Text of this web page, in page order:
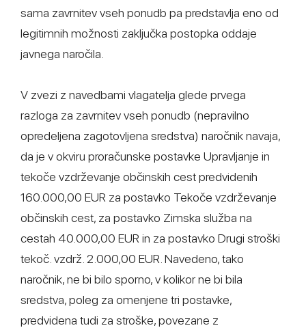
sama zavrnitev vseh ponudb pa predstavlja eno od
legitimnih možnosti zaključka postopka oddaje
javnega naročila.
V zvezi z navedbami vlagatelja glede prvega
razloga za zavrnitev vseh ponudb (nepravilno
opredeljena zagotovljena sredstva) naročnik navaja,
da je v okviru proračunske postavke Upravljanje in
tekoče vzdrževanje občinskih cest predvidenih
160.000,00 EUR za postavko Tekoče vzdrževanje
občinskih cest, za postavko Zimska služba na
cestah 40.000,00 EUR in za postavko Drugi stroški
tekoč. vzdrž. 2.000,00 EUR. Navedeno, tako
naročnik, ne bi bilo sporno, v kolikor ne bi bila
sredstva, poleg za omenjene tri postavke,
predvidena tudi za stroške, povezane z